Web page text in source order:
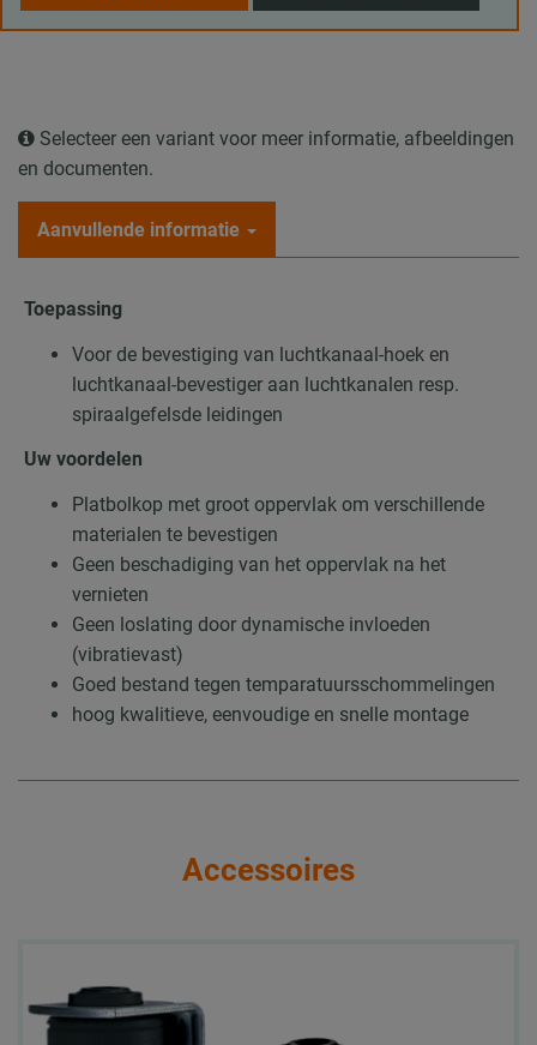
Selecteer een variant voor meer informatie, afbeeldingen
en documenten.
Aanvullende informatie
Toepassing
Voor de bevestiging van luchtkanaal-hoek en
luchtkanaal-bevestiger aan luchtkanalen resp.
spiraalgefelsde leidingen
Uw voordelen
Platbolkop met groot oppervlak om verschillende
materialen te bevestigen
Geen beschadiging van het oppervlak na het
vernieten
Geen loslating door dynamische invloeden
(vibratievast)
Goed bestand tegen temparatuursschommelingen
hoog kwalitieve, eenvoudige en snelle montage
Accessoires